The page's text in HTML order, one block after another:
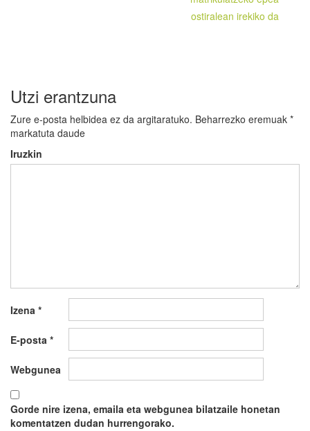
ostiralean irekiko da
Utzi erantzuna
Zure e-posta helbidea ez da argitaratuko. Beharrezko eremuak *
markatuta daude
Iruzkin
Izena *
E-posta *
Webgunea
Gorde nire izena, emaila eta webgunea bilatzaile honetan
komentatzen dudan hurrengorako.